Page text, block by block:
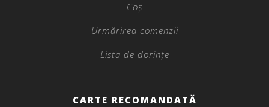
Coș
Urmărirea comenzii
Lista de dorințe
CARTE RECOMANDATĂ